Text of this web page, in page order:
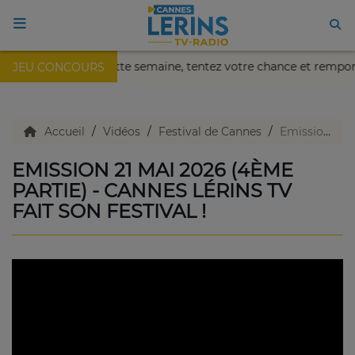
JEU CONCOURS
de Nice ! Cette semaine, tentez votre chance et
TV en direct
Replay TV
Accueil Vidéos Festival de Cannes Emission 21 mai 2026 (4ème partie) - Cannes Lérins TV fait son festival !
EMISSION 21 MAI 2026 (4ÈME
PARTIE) - CANNES LÉRINS TV
FAIT SON FESTIVAL !